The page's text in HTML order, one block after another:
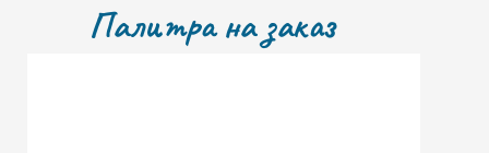
Палитра на заказ